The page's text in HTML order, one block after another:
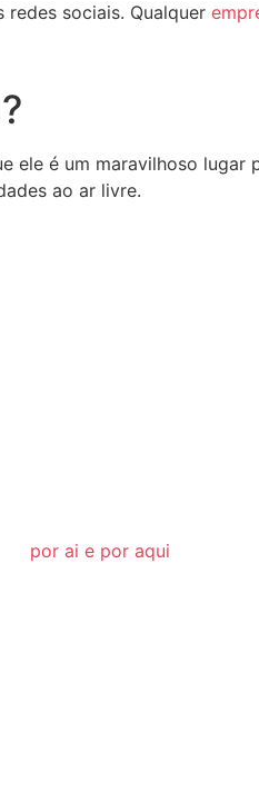
sociais. Qualquer
é um maravilhoso
ao ar livre.